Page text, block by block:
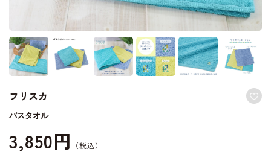
フリスカ
バスタオル
3,850円